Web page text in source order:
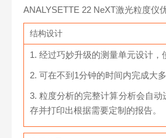
ANALYSETTE 22 NeXT激光粒度仪
结构设计
1. 经过巧妙升级的测量单元设计
2. 可在不到1分钟的时间内完成大
3. 粒度分析的完整计算分析会自
存并打印出根据需要定制的报告。